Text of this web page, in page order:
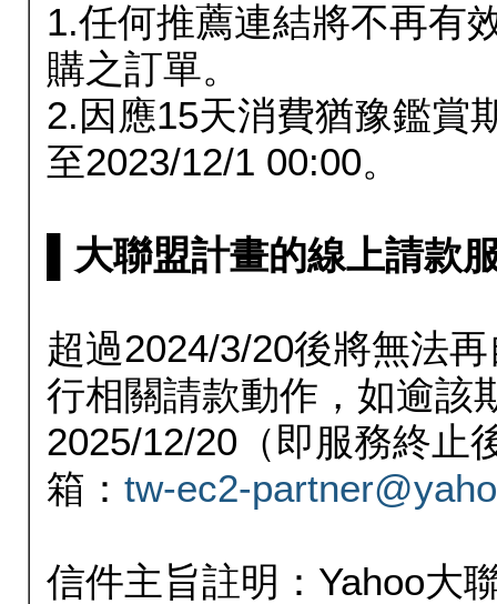
1.任何推薦連結將不再有
購之訂單。
2.因應15天消費猶豫鑑賞
至2023/12/1 00:00。
▌大聯盟計畫的線上請款
超過2024/3/20後將無法
行相關請款動作，如逾該
2025/12/20（即服務終止
箱： tw-ec2-
信件主旨註明：Yahoo大